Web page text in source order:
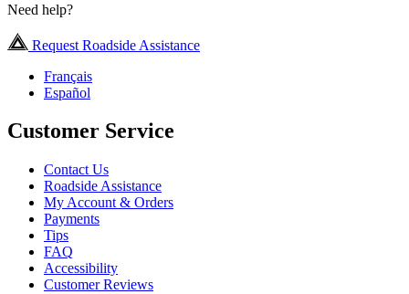
Need help?
Request Roadside Assistance
Français
Español
Customer Service
Contact Us
Roadside Assistance
My Account & Orders
Payments
Tips
FAQ
Accessibility
Customer Reviews